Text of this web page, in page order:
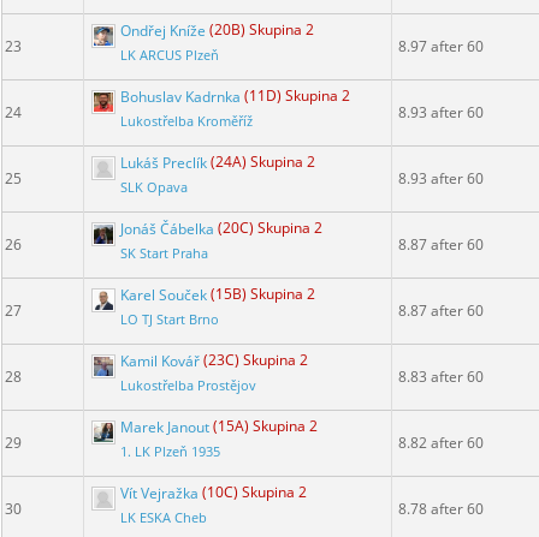
23
Ondřej Kníže (20B) Skupina 2
LK ARCUS Plzeň 8.97 after 60
24
Bohuslav Kadrnka (11D) Skupina 2
Lukostřelba Kroměříž 8.93 after 60
25
Lukáš Preclík(24A) Skupina 2
SLK Opava 8.93 after 60
26
Jonáš Čábelka (20C) Skupina 2
SK Start Praha 8.87 after 60
27
Karel Souček(15B) Skupina 2
LO TJ Start Brno 8.87 after 60
28
Kamil Kovář(23C) Skupina 2
Lukostřelba Prostějov 8.83 after 60
29
Marek Janout(15A) Skupina 2
1. LK Plzeň 1935 8.82 after 60
30
Vít Vejražka (10C) Skupina 2
LK ESKA Cheb 8.78 after 60